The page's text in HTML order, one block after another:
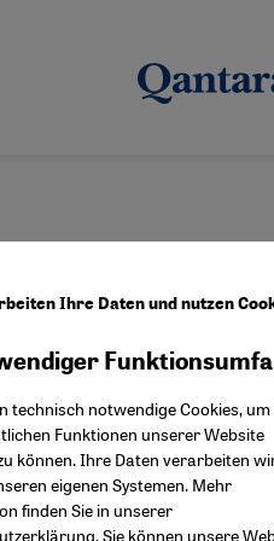
Nur mit liberalem
Nicht militärisches
traditionsreiche Demokratie
Ihre Daten und nutzen
technisch notwendige Cookies,
Funktionen unserer Website
können. Ihre Daten verarbeiten
eigenen Systemen. Mehr
finden Sie in unserer
. Sie können unsere